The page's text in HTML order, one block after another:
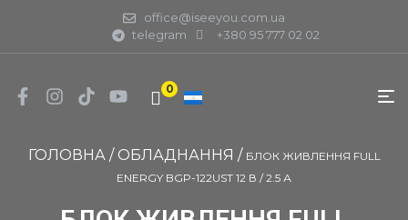
office@iseeyou.com.ua
telegram
+380 95 777 02 02
0
ГОЛОВНА/ ОБЛАДНАННЯ / БЛОК ЖИВЛЕННЯ FULL
ENERGY BGP-122UST 12 В / 2.5 А